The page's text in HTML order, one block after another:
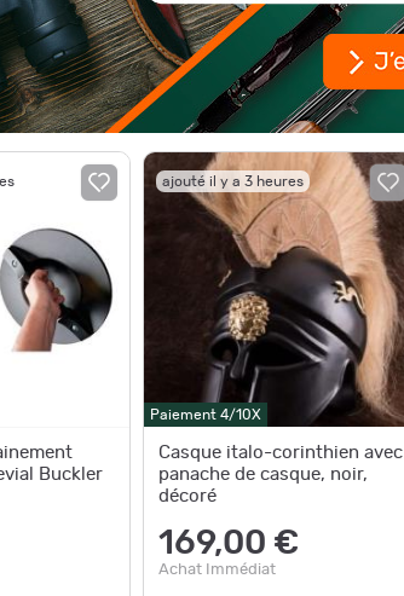
Buckler
ajouté il y a 3 heures
Paiement 4/10X
Casque italo-corinthien avec
panache de casque, noir,
décoré
169,00 €
Achat Immédiat